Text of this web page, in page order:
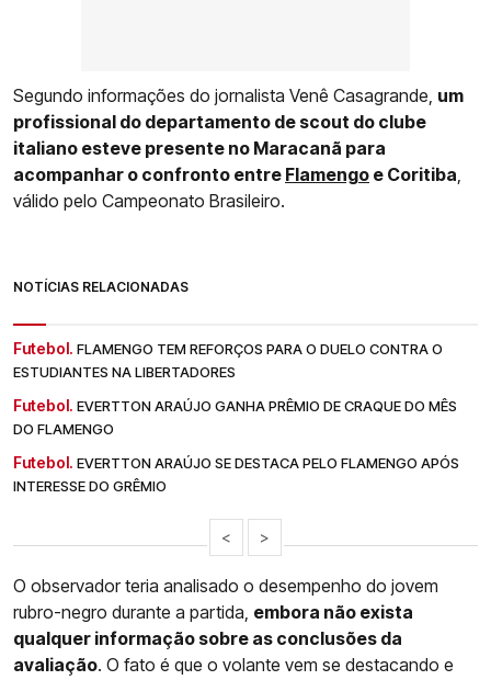
Segundo informações do jornalista Venê Casagrande, um
profissional do departamento de scout do clube
italiano esteve presente no Maracanã para
acompanhar o confronto entre Flamengo e Coritiba
válido pelo Campeonato Brasileiro.
NOTÍCIAS RELACIONADAS
Futebol. FLAMENGO TEM REFORÇOS PARA O DUELO CONTRA O
ESTUDIANTES NA LIBERTADORES
Futebol. EVERTTON ARAÚJO GANHA PRÊMIO DE CRAQUE DO MÊS
DO FLAMENGO
Futebol. EVERTTON ARAÚJO SE DESTACA PELO FLAMENGO APÓS
INTERESSE DO GRÊMIO
< >
O observador teria analisado o desempenho do jovem
rubro-negro durante a partida, embora não exista
qualquer informação sobre as conclusões da
avaliação. O fato é que o volante vem se destacando e